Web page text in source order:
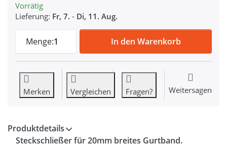
Vorrätig
Lieferung: Fr, 7. - Di, 11. Aug.
Menge:1
10 Steckschließer aus Kunststoff -
In den Warenkorb
Merken Vergleichen Fragen? Weitersagen
Produktdetails
Steckschließer für 20mm breites Gurtband.